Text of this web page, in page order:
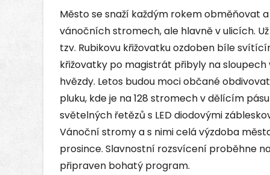
Město se snaží každým rokem obměňovat
vánočních stromech, ale hlavně v ulicích.
tzv. Rubikovu křižovatku ozdoben bíle
křižovatky po magistrát přibyly na
hvězdy. Letos budou moci občané
pluku, kde je na 128 stromech v dělícím
světelných řetězů s LED diodovými
Vánoční stromy a s nimi celá výzdoba
prosince. Slavnostní rozsvícení proběhne
připraven bohatý program.